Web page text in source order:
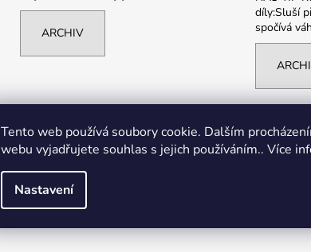
Tento web používá soubory cookie. Dalším
webu vyjadřujete souhlas s jejich používáním.. Více
Nastavení
ARCHIV
díly:Sluší
spočívá